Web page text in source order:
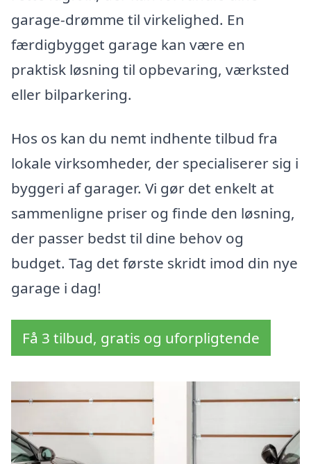
garage-drømme til virkelighed. En
færdigbygget garage kan være en
praktisk løsning til opbevaring, værksted
eller bilparkering.
Hos os kan du nemt indhente tilbud fra
lokale virksomheder, der specialiserer sig i
byggeri af garager. Vi gør det enkelt at
sammenligne priser og finde den løsning,
der passer bedst til dine behov og
budget. Tag det første skridt imod din nye
garage i dag!
Få 3 tilbud, gratis og uforpligtende